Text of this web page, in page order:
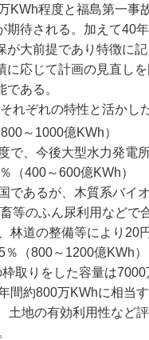
KWh程度と福島第一事
期待される。加えて40
が大前提であり特徴に
に応じて計画の見直し
である。
れぞれの特性と活かし
～1000億KWh）
で、今後大型水力発電
（400～600億KWh）
であるが、木質系バイ
等のふん尿利用などで
林道の整備等により20
（800～1200億KWh）
取りをした容量は
間約800万KWhに相当
土地の有効利用性など